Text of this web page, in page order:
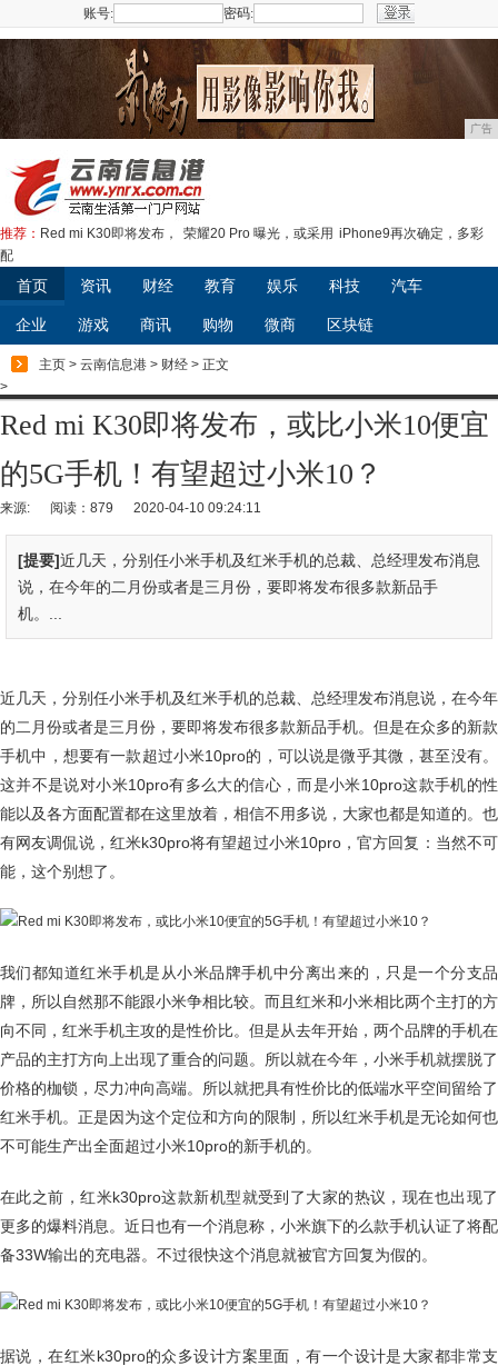
账号: 密码:
广告
推荐： Red mi K30即将发布， 荣耀20 Pro 曝光，或采用 iPhone9再次确定，多彩
配
首页 资讯 财经 教育 娱乐 科技 汽车
企业 游戏 商讯 购物 微商 区块链
主页 > 云南信息港 > 财经 > 正文
>
Red mi K30即将发布，或比小米10便宜
的5G手机！有望超过小米10？
来源: 阅读：879 2020-04-10 09:24:11
[提要]近几天，分别任小米手机及红米手机的总裁、总经理发布消息
说，在今年的二月份或者是三月份，要即将发布很多款新品手
机。...
近几天，分别任小米手机及红米手机的总裁、总经理发布消息说，在今年
的二月份或者是三月份，要即将发布很多款新品手机。但是在众多的新款
手机中，想要有一款超过小米10pro的，可以说是微乎其微，甚至没有。
这并不是说对小米10pro有多么大的信心，而是小米10pro这款手机的性
能以及各方面配置都在这里放着，相信不用多说，大家也都是知道的。也
有网友调侃说，红米k30pro将有望超过小米10pro，官方回复：当然不可
能，这个别想了。
我们都知道红米手机是从小米品牌手机中分离出来的，只是一个分支品
牌，所以自然那不能跟小米争相比较。而且红米和小米相比两个主打的方
向不同，红米手机主攻的是性价比。但是从去年开始，两个品牌的手机在
产品的主打方向上出现了重合的问题。所以就在今年，小米手机就摆脱了
价格的枷锁，尽力冲向高端。所以就把具有性价比的低端水平空间留给了
红米手机。正是因为这个定位和方向的限制，所以红米手机是无论如何也
不可能生产出全面超过小米10pro的新手机的。
在此之前，红米k30pro这款新机型就受到了大家的热议，现在也出现了
更多的爆料消息。近日也有一个消息称，小米旗下的么款手机认证了将配
备33W输出的充电器。不过很快这个消息就被官方回复为假的。
据说，在红米k30pro的众多设计方案里面，有一个设计是大家都非常支